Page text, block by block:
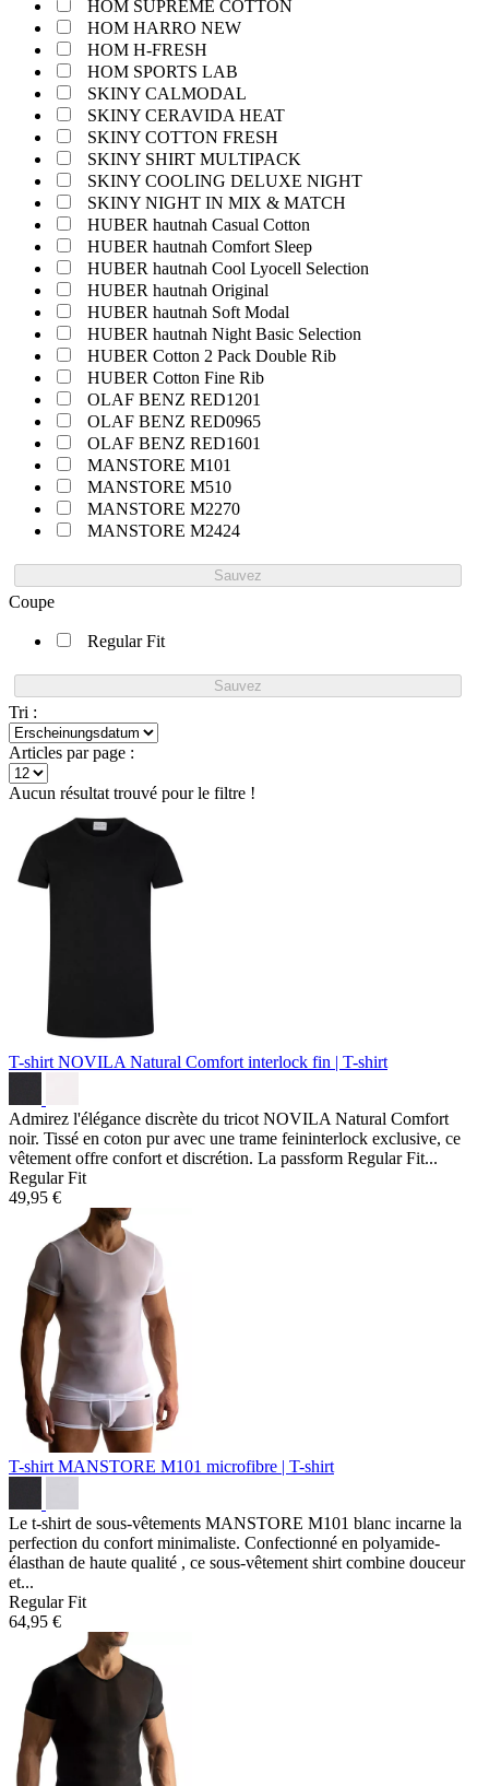
HOM SUPREME COTTON
HOM HARRO NEW
HOM H-FRESH
HOM SPORTS LAB
SKINY CALMODAL
SKINY CERAVIDA HEAT
SKINY COTTON FRESH
SKINY SHIRT MULTIPACK
SKINY COOLING DELUXE NIGHT
SKINY NIGHT IN MIX & MATCH
HUBER hautnah Casual Cotton
HUBER hautnah Comfort Sleep
HUBER hautnah Cool Lyocell Selection
HUBER hautnah Original
HUBER hautnah Soft Modal
HUBER hautnah Night Basic Selection
HUBER Cotton 2 Pack Double Rib
HUBER Cotton Fine Rib
OLAF BENZ RED1201
OLAF BENZ RED0965
OLAF BENZ RED1601
MANSTORE M101
MANSTORE M510
MANSTORE M2270
MANSTORE M2424
Sauvez
Coupe
Regular Fit
Sauvez
Tri :
Articles par page :
Aucun résultat trouvé pour le filtre !
T-shirt NOVILA Natural Comfort interlock fin | T-shirt
Admirez l'élégance discrète du tricot NOVILA Natural Comfort
noir. Tissé en coton pur avec une trame feininterlock exclusive, ce
vêtement offre confort et discrétion. La passform Regular Fit...
Regular Fit
49,95 €
T-shirt MANSTORE M101 microfibre | T-shirt
Le t-shirt de sous-vêtements MANSTORE M101 blanc incarne la
perfection du confort minimaliste. Confectionné en polyamide-
élasthan de haute qualité , ce sous-vêtement shirt combine douceur
et...
Regular Fit
64,95 €